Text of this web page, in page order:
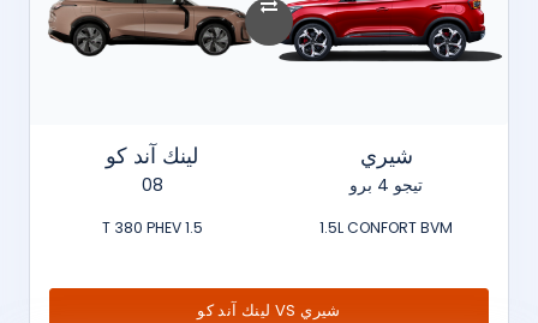
شيري
تيجو 4 برو
1.5L CONFORT BVM
لينك آند كو
08
1.5 T 380 PHEV
شيري VS لينك آند كو